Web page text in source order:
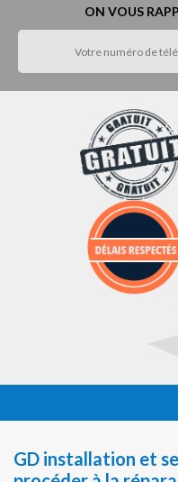
ON VOUS
GD installation et